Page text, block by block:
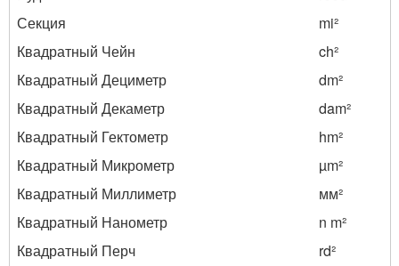
Секция
mi²
Квадратный Чейн
ch²
Квадратный Дециметр
dm²
Квадратный Декаметр
dam²
Квадратный Гектометр
hm²
Квадратный Микрометр
µm²
Квадратный Миллиметр
мм²
Квадратный Нанометр
n m²
Квадратный Перч
rd²